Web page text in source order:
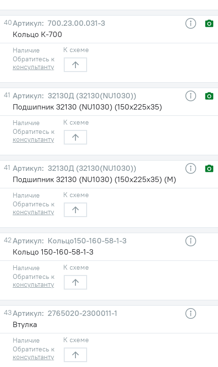
40
700.23.00.031-3
Кольцо К-700
Наличие
Обратитесь к
консультанту
К схеме
41
32130Д (32130(NU1030))
Подшипник 32130 (NU1030) (150х225х35)
Наличие
Обратитесь к
консультанту
К схеме
41
32130Д (32130(NU1030))
Подшипник 32130 (NU1030) (150х225х35) (М)
Наличие
Обратитесь к
консультанту
К схеме
42
Кольцо150-160-58-1-3
Кольцо 150-160-58-1-3
Наличие
Обратитесь к
консультанту
К схеме
43
2765020-2300011-1
Втулка
Наличие
Обратитесь к
консультанту
К схеме